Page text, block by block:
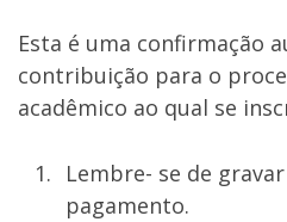
Esta é uma confirmação
contribuição para o
acadêmico ao qual se
Lembre- se de
pagamento.